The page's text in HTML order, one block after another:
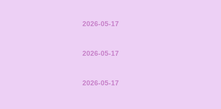
2026-05-17
2026-05-17
2026-05-17